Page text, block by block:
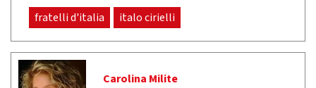
fratelli d'italia italo cirielli
Carolina Milite